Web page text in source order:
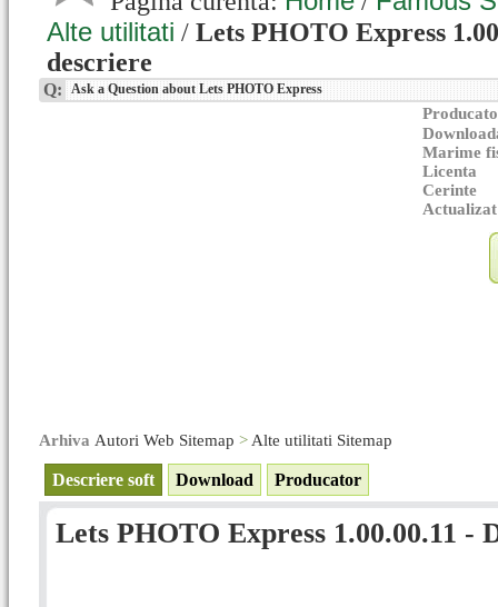
Alte utilitati / Lets PHOTO Express
descriere
Q: Ask a Question about Lets PHOTO Express
Marime
Licenta
Cerinte
Arhiva Autori Web Sitemap > Alte utilitati Sitemap
Descriere soft Download Producator
Lets PHOTO Express 1.00.00.11 -